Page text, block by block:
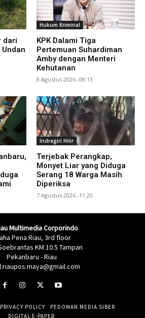
dari
Undan
Hukum Kriminal
KPK Dalami Tiga
Pertemuan Suhardiman
Amby dengan Menteri
Kehutanan
8 Agustus 2026 -08:13
Indragiri Hilir
Terjebak Perangkap,
Monyet Liar yang Diduga
Serang 18 Warga Masih
Diperiksa
7 Agustus 2026 -11:20
Multimedia Corporindo
Pena Riau, 3rd floor
KM 10.5 Tampan
Pekanbaru - Riau
PRIVACY POLICY
PEDOMAN MEDIA SIBER
DIGITAL E-PAPER